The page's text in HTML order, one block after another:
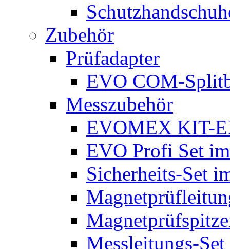
Zubehör
Prüfadapter
EVO COM-
Messzubehör
EVOMEX KIT-
EVO Profi Set
Sicherheits-Set
Messleitungs-Set